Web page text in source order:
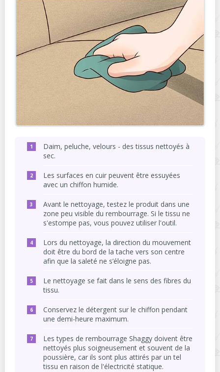
Daim, peluche, velours - des tissus nettoyés à
sec.
Les surfaces en cuir peuvent être essuyées
avec un chiffon humide.
Avant le nettoyage, testez le produit dans une
zone peu visible du rembourrage. Si le tissu ne
s'estompe pas, vous pouvez utiliser l'outil.
Lors du nettoyage, la direction du mouvement
doit être du bord de la tache vers son centre
afin que la saleté ne s’éloigne pas.
Le nettoyage se fait dans le sens des fibres du
tissu.
Conservez le détergent sur le chiffon pendant
une demi-heure maximum.
Les types de rembourrage Shaggy doivent être
nettoyés plus soigneusement et souvent de la
poussière, car ils sont plus attirés par un tel
tissu en raison de l'électricité statique.